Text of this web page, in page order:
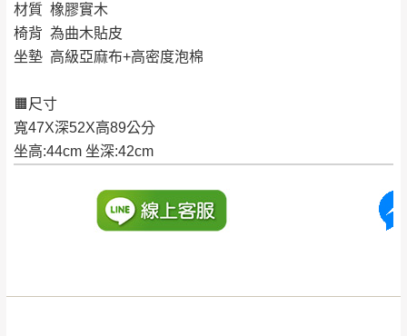
材質 橡膠實木
椅背 為曲木貼皮
坐墊 高級亞麻布+高密度泡棉
🟧尺寸
寬47X深52X高89公分
坐高:44cm 坐深:42cm
暫無配送地區
雄、屏東、宜蘭、 花蓮、台東、金門、馬祖、澎湖地區
（可於LINE線上詢問 →@dershin
加收說明
包裝、廠商紙及所有附隨文件或資料之完整
性)，若未依照上述方式處理，恕無法接受退
貨。
際商品的顏色、質感稍有不同，如因此而需
退換貨，需自付來回運費及人資成本
訂購前請確認商品尺寸，大型物件因為人工
丈量，難免會有些許誤差值(約正負0.5CM)